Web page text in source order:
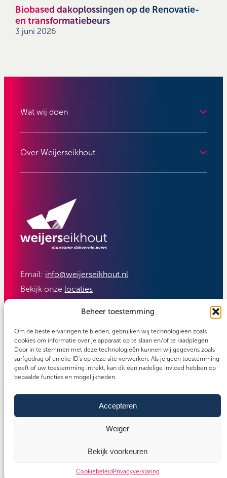
Beheer toestemming
Om de beste ervaringen te bieden, gebruiken wij technologieën zoals
cookies om informatie over je apparaat op te slaan en/of te raadplegen.
Door in te stemmen met deze technologieën kunnen wij gegevens zoals
surfgedrag of unieke ID's op deze site verwerken. Als je geen toestemming
geeft of uw toestemming intrekt, kan dit een nadelige invloed hebben op
bepaalde functies en mogelijkheden.
Accepteren
Weiger
Bekijk voorkeuren
Cookiebeleid Privacyverklaring
Biobased dakoplossingen op de Renovatie-
en transformatiebeurs
3 juni 2026
Wat wij doen
Over Weijerseikhout
Email: info@weijerseikhout.nl
Bekijk onze locaties
Copyright 2026 - Weijerseikhout